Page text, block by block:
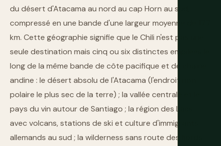
du désert d'Atacama au nord au cap Horn au sud,
compressé en une bande d'une largeur moyenne de 177
km. Cette géographie signifie que le Chili n'est pas une
seule destination mais cinq ou six distinctes empilées le
long de la même bande de côte pacifique et de chaîne
andine : le désert absolu de l'Atacama (l'endroit non
polaire le plus sec de la terre) ; la vallée centrale et le
pays du vin autour de Santiago ; la région des Lacs
avec volcans, stations de ski et culture d'immigrants
allemands au sud ; la wilderness sans route des fjords